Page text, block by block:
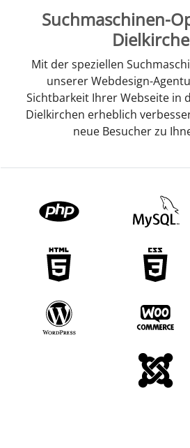
Suchmaschinen-
Mit der speziellen
unserer Webdesign-
Sichtbarkeit Ihrer Webseite in
Dielkirchen erheblich
neue Besucher zu